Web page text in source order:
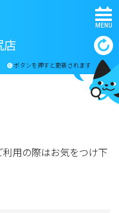
MENU
店
ボタンを押すと更新されます
用の際はお気をつけ下